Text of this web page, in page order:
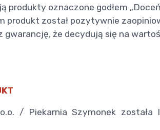
produkty oznaczone godłem
produkt został pozytywnie
że decydują się na
/ Piekarnia Szymonek została